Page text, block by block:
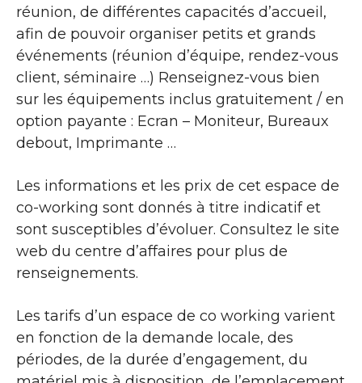
réunion, de différentes capacités d’accueil,
afin de pouvoir organiser petits et grands
événements (réunion d’équipe, rendez-vous
client, séminaire …) Renseignez-vous bien
sur les équipements inclus gratuitement / en
option payante : Ecran – Moniteur, Bureaux
debout, Imprimante …
Les informations et les prix de cet espace de
co-working sont donnés à titre indicatif et
sont susceptibles d’évoluer. Consultez le site
web du centre d’affaires pour plus de
renseignements.
Les tarifs d’un espace de co working varient
en fonction de la demande locale, des
périodes, de la durée d’engagement, du